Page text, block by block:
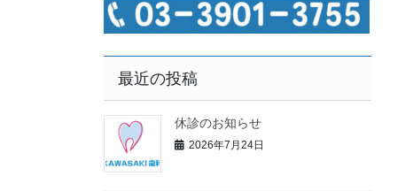
最近の投稿
休診のお知らせ
2026年7月24日